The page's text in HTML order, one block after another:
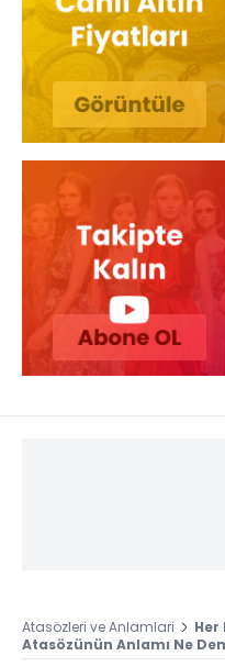
Atasözleri ve Anlamlari
Her
Atasözünün Anlamı Ne